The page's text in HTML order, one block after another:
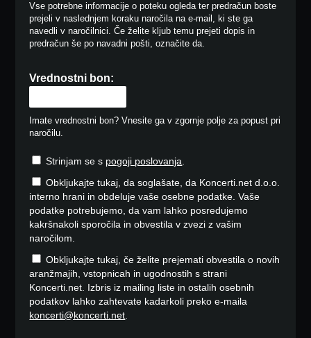
Vse potrebne informacije o poteku ogleda ter predračun boste
prejeli v naslednjem koraku naročila na e-mail, ki ste ga
navedli v naročilnici. Če želite kljub temu prejeti dopis in
predračun še po navadni pošti, označite da.
Vrednostni bon:
Imate vrednostni bon? Vnesite ga v zgornje polje za popust pri
naročilu.
Strinjam se s pogoji poslovanja.
Obkljukajte tukaj, da soglašate, da Koncerti.net d.o.o.
interno hrani in obdeluje vaše osebne podatke. Vaše
podatke potrebujemo, da vam lahko posredujemo
kakršnakoli sporočila in obvestila v zvezi z vašim
naročilom.
Obkljukajte tukaj, če želite prejemati obvestila o novih
aranžmajih, vstopnicah in ugodnostih s strani
Koncerti.net. Izbris iz mailing liste in ostalih osebnih
podatkov lahko zahtevate kadarkoli preko e-maila
koncerti@koncerti.net.